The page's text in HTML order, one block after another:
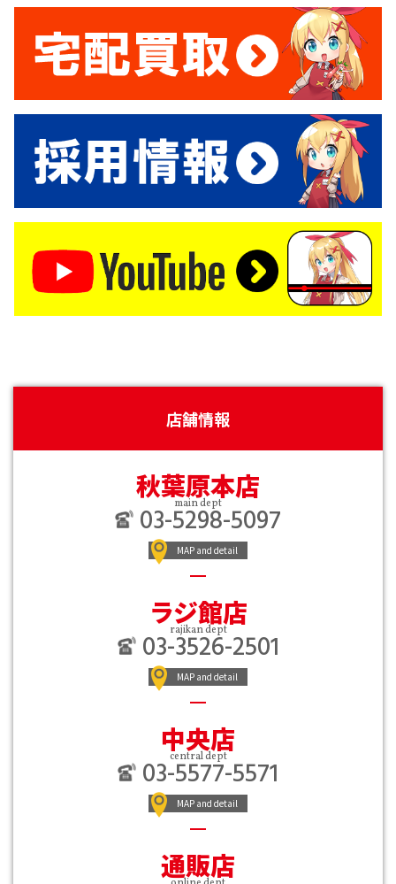
店舗情報
秋葉原本店
main dept
03-5298-5097
MAP and detail
ラジ館店
rajikan dept
03-3526-2501
MAP and detail
中央店
central dept
03-5577-5571
MAP and detail
通販店